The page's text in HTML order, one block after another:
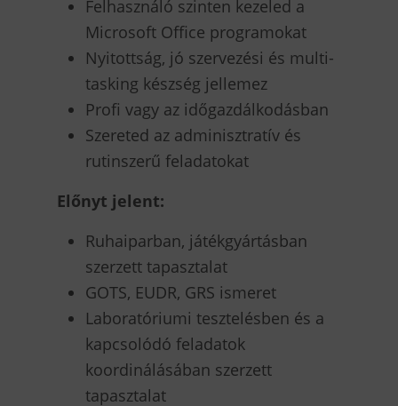
Felhasználó szinten kezeled a
Microsoft Office programokat
Nyitottság, jó szervezési és multi-
tasking készség jellemez
Profi vagy az időgazdálkodásban
Szereted az adminisztratív és
rutinszerű feladatokat
Előnyt jelent:
Ruhaiparban, játékgyártásban
szerzett tapasztalat
GOTS, EUDR, GRS ismeret
Laboratóriumi tesztelésben és a
kapcsolódó feladatok
koordinálásában szerzett
tapasztalat